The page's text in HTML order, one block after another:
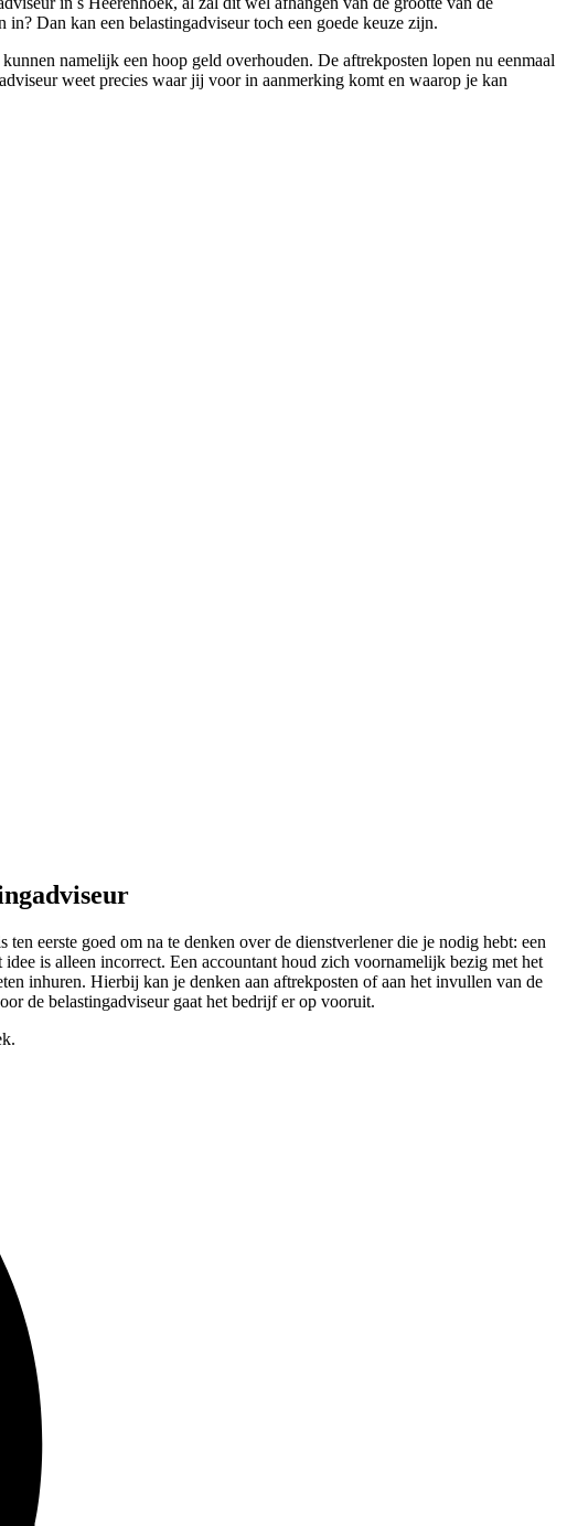
Dan kan een belastingadviseur toch een goede keuze zijn.
namelijk een hoop geld overhouden. De aftrekposten lopen nu eenmaal
weet precies waar jij voor in aanmerking komt en waarop je kan
eerste goed om na te denken over de dienstverlener die je nodig hebt: een
is alleen incorrect. Een accountant houd zich voornamelijk bezig met het
inhuren. Hierbij kan je denken aan aftrekposten of aan het invullen van de
de belastingadviseur gaat het bedrijf er op vooruit.